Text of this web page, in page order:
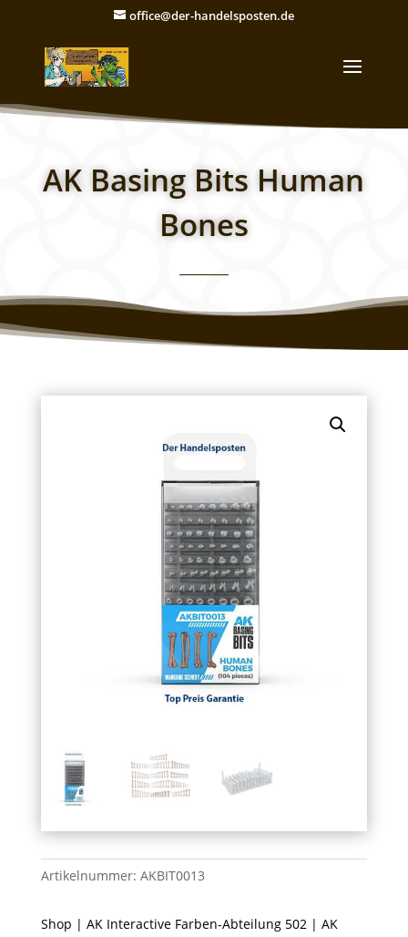
office@der-handelsposten.de
AK Basing Bits Human
Bones
Artikelnummer: AKBIT0013
Shop | AK Interactive Farben-Abteilung 502| AK